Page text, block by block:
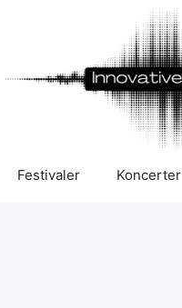
Festivaler Koncerter